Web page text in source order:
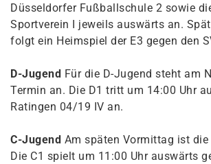
Düsseldorfer Fußballschule 2 sowie
Sportverein I jeweils auswärts an.
folgt ein Heimspiel der E3 gegen den
D-Jugend Für die D-Jugend steht am
Termin an. Die D1 tritt um 14:00 Uhr
Ratingen 04/19 IV an.
C-Jugend Am späten Vormittag ist die
Die C1 spielt um 11:00 Uhr auswärts